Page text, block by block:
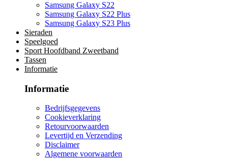
Samsung Galaxy S22
Samsung Galaxy S22 Plus
Samsung Galaxy S23 Plus
Sieraden
Speelgoed
Sport Hoofdband Zweetband
Tassen
Informatie
Informatie
Bedrijfsgegevens
Cookieverklaring
Retourvoorwaarden
Levertijd en Verzending
Disclaimer
Algemene voorwaarden